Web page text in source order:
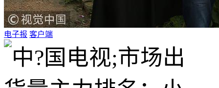
电子报 客户端